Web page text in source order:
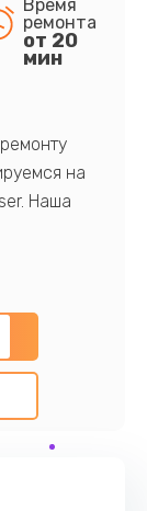
Время
ремонта
от 20
мин
на
Наша
и
ремонт с
а
на